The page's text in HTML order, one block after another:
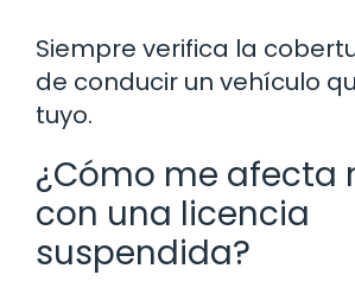
Siempre verifica la
de conducir un vehículo
tuyo.
¿Cómo me afecta
con una licencia
suspendida?